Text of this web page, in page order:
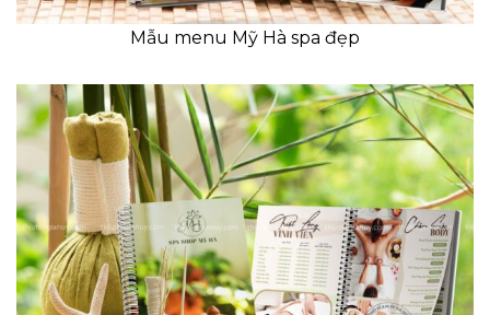
Mẫu menu Mỹ Hà spa đẹp